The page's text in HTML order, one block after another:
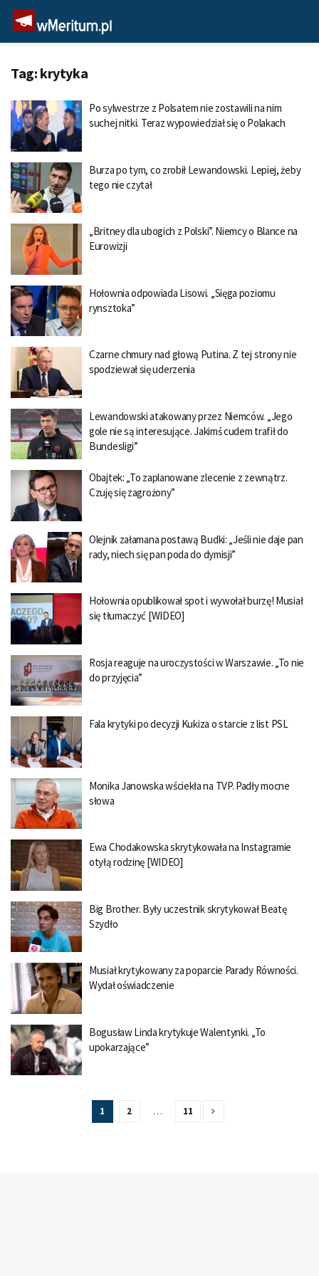
Tag: krytyka
Po sylwestrze z Polsatem nie zostawili na nim
suchej nitki. Teraz wypowiedział się o Polakach
Burza po tym, co zrobił Lewandowski. Lepiej, żeby
tego nie czytał
„Britney dla ubogich z Polski”. Niemcy o Blance na
Eurowizji
Hołownia odpowiada Lisowi. „Sięga poziomu
rynsztoka”
Czarne chmury nad głową Putina. Z tej strony nie
spodziewał się uderzenia
Lewandowski atakowany przez Niemców. „Jego
gole nie są interesujące. Jakimś cudem trafił do
Bundesligi”
Obajtek: „To zaplanowane zlecenie z zewnątrz.
Czuję się zagrożony”
Olejnik załamana postawą Budki: „Jeśli nie daje pan
rady, niech się pan poda do dymisji”
Hołownia opublikował spot i wywołał burzę! Musiał
się tłumaczyć [WIDEO]
Rosja reaguje na uroczystości w Warszawie. „To nie
do przyjęcia”
Fala krytyki po decyzji Kukiza o starcie z list PSL
Monika Janowska wściekła na TVP. Padły mocne
słowa
Ewa Chodakowska skrytykowała na Instagramie
otyłą rodzinę [WIDEO]
Big Brother. Były uczestnik skrytykował Beatę
Szydło
Musiał krytykowany za poparcie Parady Równości.
Wydał oświadczenie
Bogusław Linda krytykuje Walentynki. „To
upokarzające”
1 2 … 11